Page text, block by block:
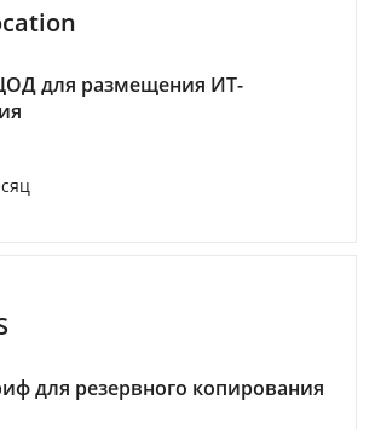
для размещения ИТ-
для резервного копирования